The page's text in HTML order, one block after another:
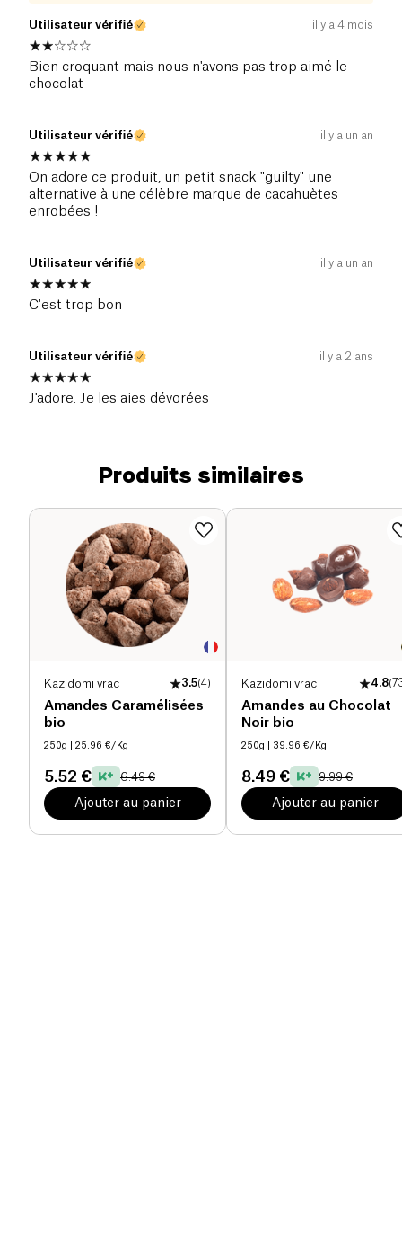
Utilisateur vérifié il y a 4 mois
Bien croquant mais nous n'avons pas trop aimé le
chocolat
Utilisateur vérifié il y a un an
On adore ce produit, un petit snack "guilty" une
alternative à une célèbre marque de cacahuètes
enrobées !
Utilisateur vérifié il y a un an
C'est trop bon
Utilisateur vérifié il y a 2 ans
J'adore. Je les aies dévorées
Produits similaires
Kazidomi vrac 3.5(4)
Amandes Caramélisées
bio
250g | 25.96 €/Kg
5.52 € 6.49 €
Ajouter au panier
Kazidomi vrac 4.8(
Amandes au Chocolat
Noir bio
250g | 39.96 €/Kg
8.49 € 9.99 €
Ajouter au panier